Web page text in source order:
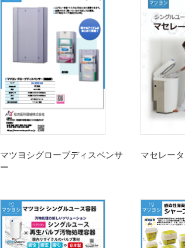
マツヨシグローブディスペンサ
ー
マセレー